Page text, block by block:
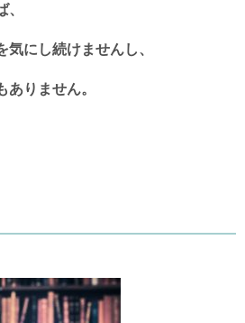
気にし続けませんし、
ありません。